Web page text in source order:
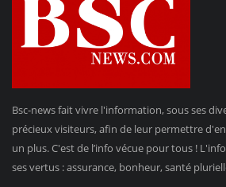
Bsc-news fait vivre l'information, sous ses
précieux visiteurs, afin de leur permettre
un plus. C'est de l’info vécue pour tous !
ses vertus : assurance, bonheur, santé